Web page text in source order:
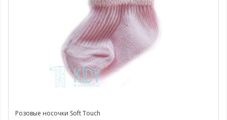
Розовые носочки Soft Touch